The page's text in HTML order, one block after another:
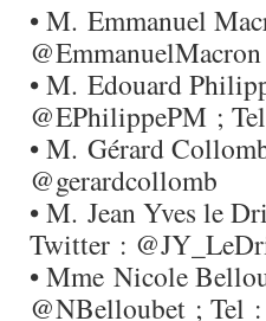
• M. Emmanuel
• M. Edouard
@EPhilippePM ;
• M. Gérard
@gerardcollomb
• M. Jean Yves le
Twitter :
• Mme Nicole
@NBelloubet ; Tel